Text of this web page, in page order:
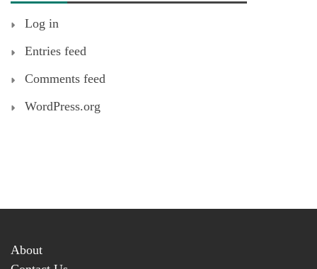
Log in
Entries feed
Comments feed
WordPress.org
About